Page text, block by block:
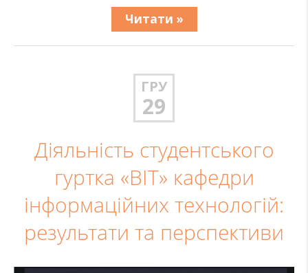
Читати »
ГРУ
29
Діяльність студентського
гуртка «BIT» кафедри
інформаційних технологій:
результати та перспективи